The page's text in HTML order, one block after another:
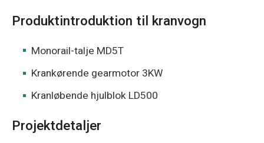
Produktintroduktion til kranvogn
Monorail-talje MD5T
Krankørende gearmotor 3KW
Kranløbende hjulblok LD500
Projektdetaljer